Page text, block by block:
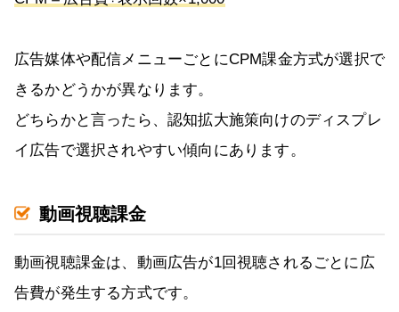
広告媒体や配信メニューごとにCPM課金方式が選択で
きるかどうかが異なります。
どちらかと言ったら、認知拡大施策向けのディスプレ
イ広告で選択されやすい傾向にあります。
動画視聴課金
動画視聴課金は、動画広告が1回視聴されるごとに広
告費が発生する方式です。